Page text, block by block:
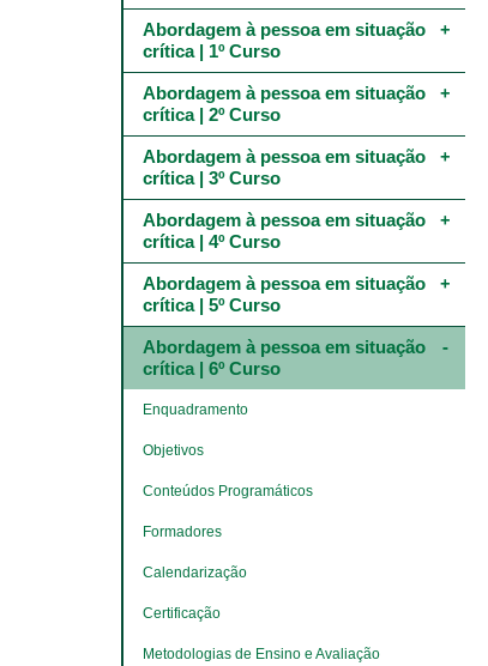
Abordagem à pessoa em situação
crítica | 1º Curso
Abordagem à pessoa em situação
crítica | 2º Curso
Abordagem à pessoa em situação
crítica | 3º Curso
Abordagem à pessoa em situação
crítica | 4º Curso
Abordagem à pessoa em situação
crítica | 5º Curso
Abordagem à pessoa em situação
crítica | 6º Curso
Enquadramento
Objetivos
Conteúdos Programáticos
Formadores
Calendarização
Certificação
Metodologias de Ensino e Avaliação